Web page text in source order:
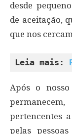
desde
de aceitação,
que nos
Leia mais:
Após o nosso
pertencentes
pelas